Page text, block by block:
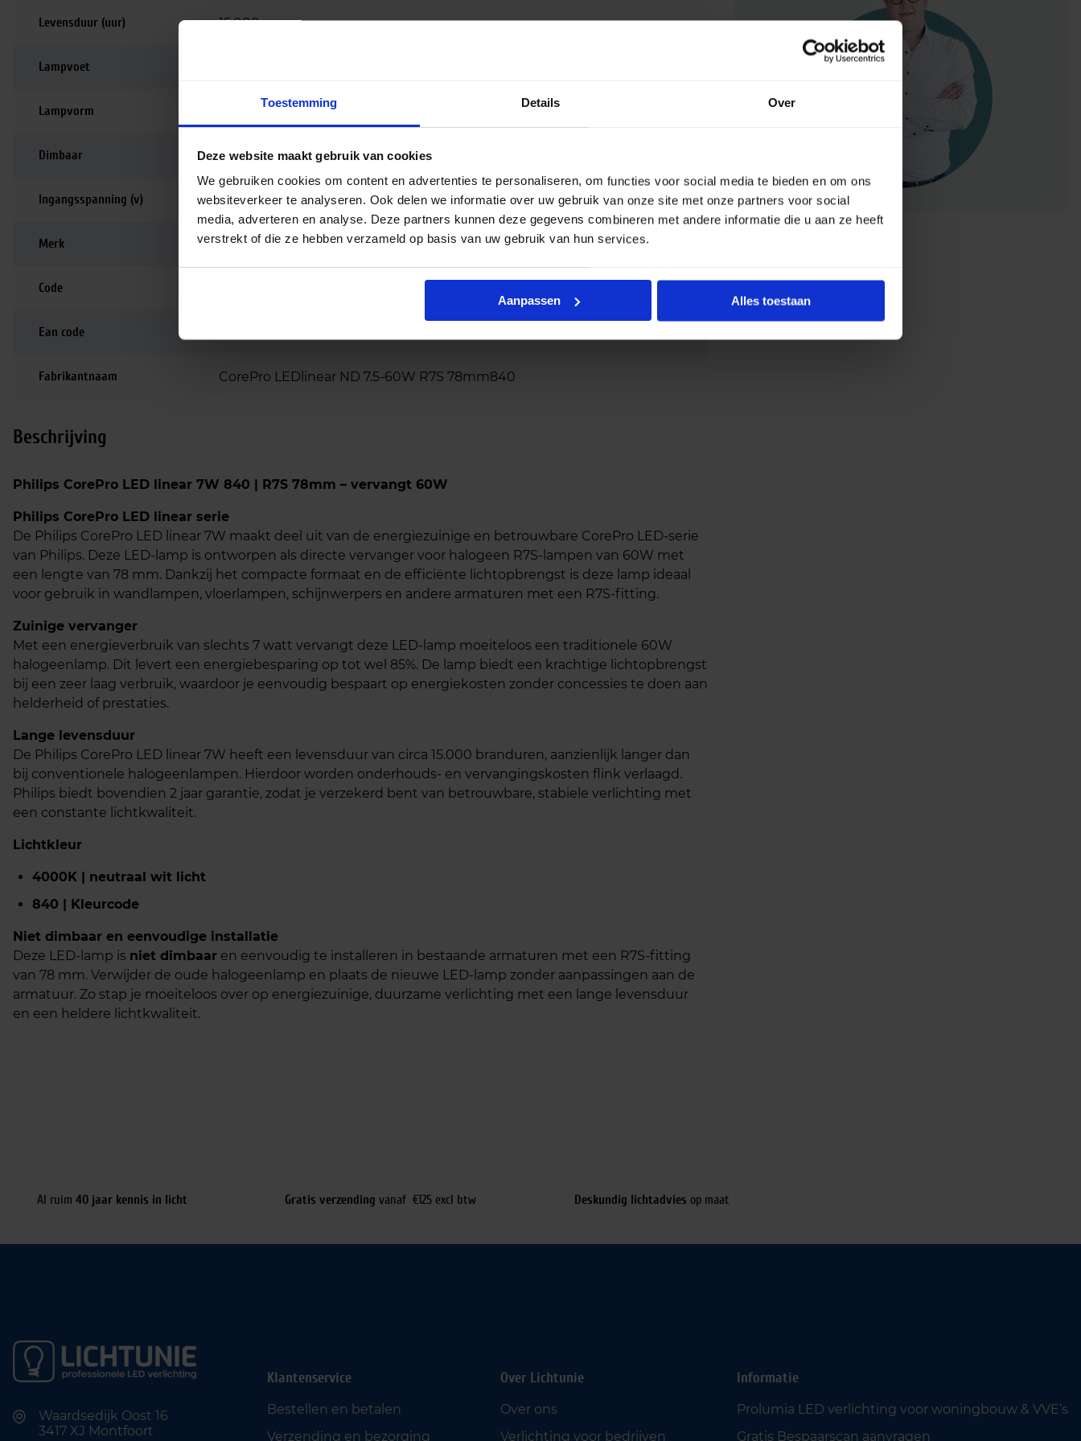
Toestemming Details Over
Deze website maakt gebruik van cookies
We gebruiken cookies om content en advertenties te personaliseren, om functies voor social media te bieden en om ons
websiteverkeer te analyseren. Ook delen we informatie over uw gebruik van onze site met onze partners voor social
media, adverteren en analyse. Deze partners kunnen deze gegevens combineren met andere informatie die u aan ze heeft
verstrekt of die ze hebben verzameld op basis van uw gebruik van hun services.
Aanpassen Alles toestaan
Levensduur (uur) 15.000
Lampvoet
Lampvorm
Dimbaar Niet dimbaar
Ingangsspanning (v) 220-240
Merk Philips
Code
Ean code
Fabrikantnaam CorePro LEDlinear ND 7.5-60W R7S 78mm840
Beschrijving
Philips CorePro LED linear 7W 840 | R7S 78mm – vervangt 60W
Philips CorePro LED linear serie
De Philips CorePro LED linear 7W maakt deel uit van de energiezuinige en betrouwbare CorePro LED-serie
van Philips. Deze LED-lamp is ontworpen als directe vervanger voor halogeen R7S-lampen van 60W met
een lengte van 78 mm. Dankzij het compacte formaat en de efficiënte lichtopbrengst is deze lamp ideaal
voor gebruik in wandlampen, vloerlampen, schijnwerpers en andere armaturen met een R7S-fitting.
Zuinige vervanger
Met een energieverbruik van slechts 7 watt vervangt deze LED-lamp moeiteloos een traditionele 60W
halogeenlamp. Dit levert een energiebesparing op tot wel 85%. De lamp biedt een krachtige lichtopbrengst
bij een zeer laag verbruik, waardoor je eenvoudig bespaart op energiekosten zonder concessies te doen aan
helderheid of prestaties.
Lange levensduur
De Philips CorePro LED linear 7W heeft een levensduur van circa 15.000 branduren, aanzienlijk langer dan
bij conventionele halogeenlampen. Hierdoor worden onderhouds- en vervangingskosten flink verlaagd.
Philips biedt bovendien 2 jaar garantie, zodat je verzekerd bent van betrouwbare, stabiele verlichting met
een constante lichtkwaliteit.
Lichtkleur
4000K | neutraal wit licht
840 | Kleurcode
Niet dimbaar en eenvoudige installatie
Deze LED-lamp is niet dimbaar en eenvoudig te installeren in bestaande armaturen met een R7S-fitting
van 78 mm. Verwijder de oude halogeenlamp en plaats de nieuwe LED-lamp zonder aanpassingen aan de
armatuur. Zo stap je moeiteloos over op energiezuinige, duurzame verlichting met een lange levensduur
en een heldere lichtkwaliteit.
Al ruim 40 jaar kennis in licht Gratis verzending vanaf €125 excl btw Deskundig lichtadvies op maat
Waardsedijk Oost 16
3417 XJ Montfoort
Klantenservice
Bestellen en betalen
Verzending en bezorging
Over Lichtunie
Over ons
Verlichting voor bedrijven
Informatie
Prolumia LED verlichting voor woningbouw & VVE’s
Gratis Bespaarscan aanvragen